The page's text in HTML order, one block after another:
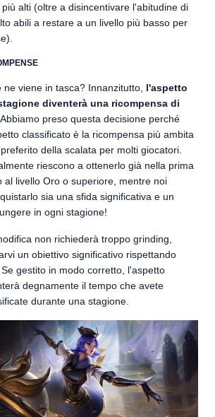
alti (oltre a disincentivare l'abitudine di
abili a restare a un livello più basso per
ne viene in tasca? Innanzitutto, l'aspetto
diventerà una ricompensa di
. Abbiamo preso questa decisione perché
classificato è la ricompensa più ambita
della scalata per molti giocatori.
riescono a ottenerlo già nella prima
al livello Oro o superiore, mentre noi
sia una sfida significativa e un
in ogni stagione!
non richiederà troppo grinding,
un obiettivo significativo rispettando
gestito in modo corretto, l'aspetto
degnamente il tempo che avete
durante una stagione.